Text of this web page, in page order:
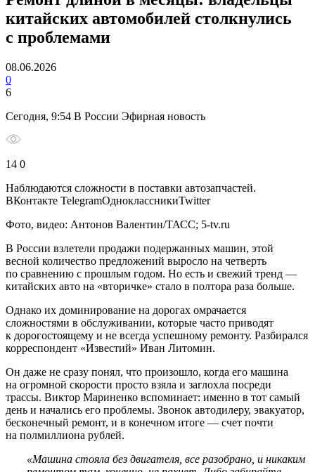
китайских автомобилей столкнулись
с проблемами
08.06.2026
0
6
Сегодня, 9:54 В России Эфирная новость
14 0
Наблюдаются сложности в поставки автозапчастей.
ВКонтакте TelegramОдноклассникиTwitter
Фото, видео: Антонов Валентин/ТАСС; 5-tv.ru
В России взлетели продажи подержанных машин, этой
весной количество предложений выросло на четверть
по сравнению с прошлым годом. Но есть и свежий тренд —
китайских авто на «вторичке» стало в полтора раза больше.
Однако их доминирование на дорогах омрачается
сложностями в обслуживании, которые часто приводят
к дорогостоящему и не всегда успешному ремонту. Разбирался
корреспондент «Известий» Иван Литомин.
Он даже не сразу понял, что произошло, когда его машина
на огромной скорости просто взяла и заглохла посреди
трассы. Виктор Мариненко вспоминает: именно в тот самый
день и начались его проблемы. Звонок автодилеру, эвакуатор,
бесконечный ремонт, и в конечном итоге — счет почти
на полмиллиона рублей.
«Машина стояла без двигателя, все разобрано, и никаким